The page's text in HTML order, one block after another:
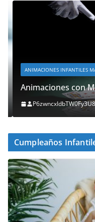
ANIMACIONES INFANTILES
Animaciones con
Cumpleaños